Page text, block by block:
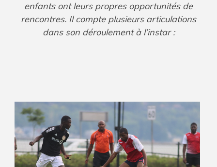
enfants ont leurs propres opportunités de
rencontres. Il compte plusieurs articulations
dans son déroulement à l’instar :